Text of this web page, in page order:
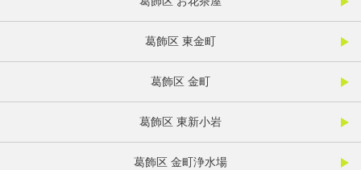
葛飾区 東金町
葛飾区 金町
葛飾区 東新小岩
葛飾区 金町浄水場